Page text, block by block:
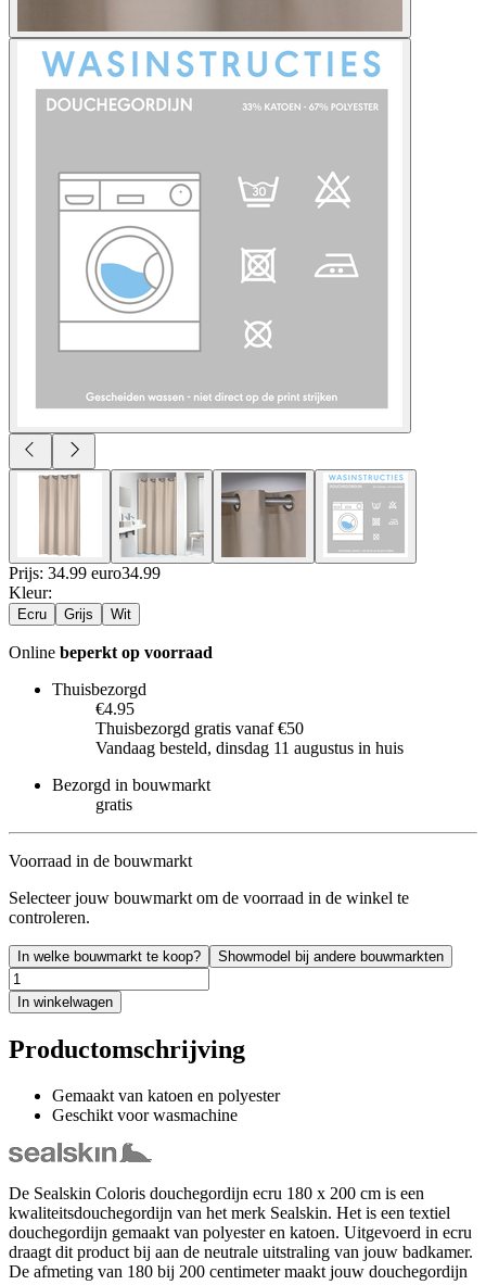
Prijs: 34.99 euro34.99
Kleur:
Ecru Grijs Wit
Online beperkt op voorraad
Thuisbezorgd
€4.95
Thuisbezorgd gratis vanaf €50
Vandaag besteld, dinsdag 11 augustus in huis
Bezorgd in bouwmarkt
gratis
Voorraad in de bouwmarkt
Selecteer jouw bouwmarkt om de voorraad in de winkel te
controleren.
In welke bouwmarkt te koop? Showmodel bij andere bouwmarkten
In winkelwagen
Productomschrijving
Gemaakt van katoen en polyester
Geschikt voor wasmachine
De Sealskin Coloris douchegordijn ecru 180 x 200 cm is een
kwaliteitsdouchegordijn van het merk Sealskin. Het is een textiel
douchegordijn gemaakt van polyester en katoen. Uitgevoerd in ecru
draagt dit product bij aan de neutrale uitstraling van jouw badkamer.
De afmeting van 180 bij 200 centimeter maakt jouw douchegordijn